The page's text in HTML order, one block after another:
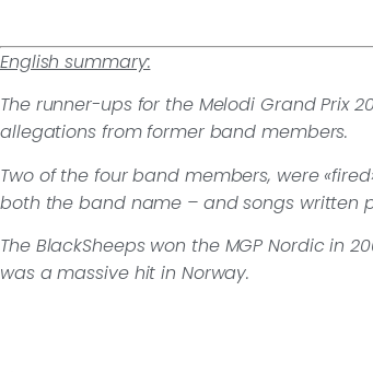
English summary:
The runner-ups for the Melodi Grand Prix
allegations from former band members.
Two of the four band members, were
both the band name – and songs written
The BlackSheeps won the MGP Nordic in
was a massive hit in Norway.